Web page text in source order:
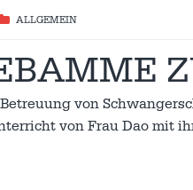
ALLGEMEIN
von
von Frau Dao mit